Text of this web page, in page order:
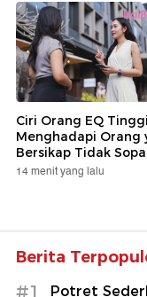
Ciri Orang EQ
Menghadapi Orang
Bersikap Tidak
14 menit yang lalu
Berita
#1
Potret